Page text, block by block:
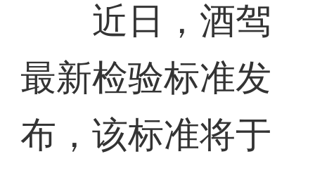
近日，酒驾
最新检验标准发
布，该标准将于